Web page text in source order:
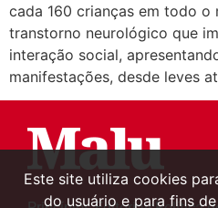
cada 160 crianças em todo o
transtorno neurológico que
interação social,
manifestações, desde leves
Este site utiliza cookies
do usuário e para fins